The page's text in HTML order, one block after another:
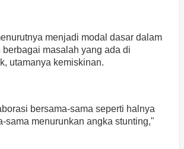
menjadi modal dasar dalam
masalah yang ada di
utamanya kemiskinan.
bersama-sama seperti halnya
sama menurunkan angka stunting,"